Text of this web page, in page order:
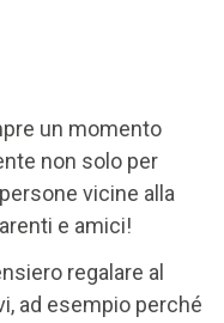
un momento
non solo per
vicine alla
e amici!
regalare al
ad esempio perché